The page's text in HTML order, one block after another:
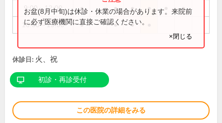
9:00～12:00 ● ● ● ● ●
16:00～19:00 ● ● ●
お盆(8月中旬)は休診・休業の場合があります。来院前
に必ず医療機関に直接ご確認ください。
×閉じる
休診日: 火、祝
初診・再診受付
この医院の詳細をみる